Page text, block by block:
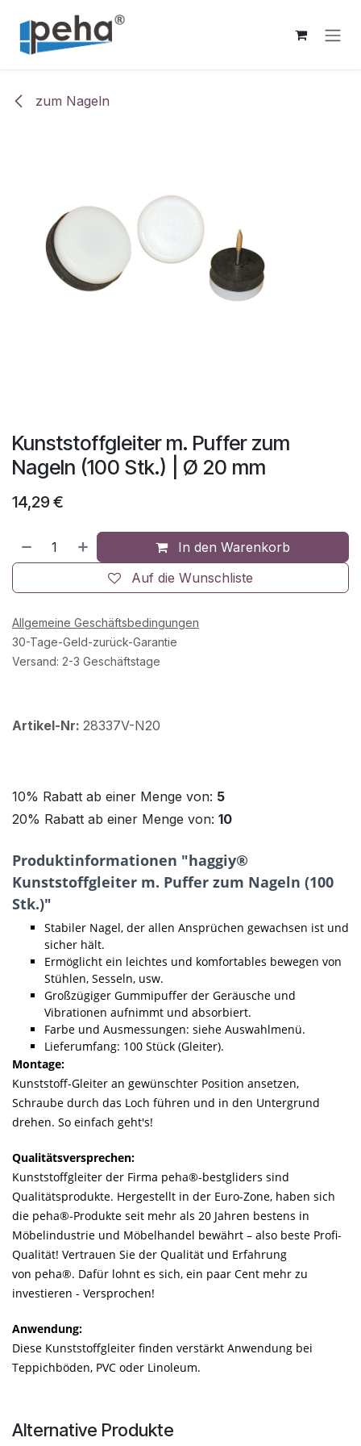
zum Nageln
Kunststoffgleiter m. Puffer zum
Nageln (100 Stk.) | Ø 20 mm
14,29€
In den Warenkorb
Auf die Wunschliste
Allgemeine Geschäftsbedingungen
30-Tage-Geld-zurück-Garantie
Versand: 2-3 Geschäftstage
Artikel-Nr: 28337V-N20
10% Rabatt ab einer Menge von: 5
20% Rabatt ab einer Menge von: 10
Produktinformationen "haggiy®
Kunststoffgleiter m. Puffer zum Nageln (100
Stk.)"
Stabiler Nagel, der allen Ansprüchen gewachsen ist und
sicher hält.
Ermöglicht ein leichtes und komfortables bewegen von
Stühlen, Sesseln, usw.
Großzügiger Gummipuffer der Geräusche und
Vibrationen aufnimmt und absorbiert.
Farbe und Ausmessungen: siehe Auswahlmenü.
Lieferumfang: 100 Stück (Gleiter).
Montage:
Kunststoff-Gleiter an gewünschter Position ansetzen,
Schraube durch das Loch führen und in den Untergrund
drehen. So einfach geht's!
Qualitätsversprechen:
Kunststoffgleiter der Firma peha®-bestgliders sind
Qualitätsprodukte. Hergestellt in der Euro-Zone, haben sich
die peha®-Produkte seit mehr als 20 Jahren bestens in
Möbelindustrie und Möbelhandel bewährt – also beste Profi-
Qualität! Vertrauen Sie der Qualität und Erfahrung
von peha®. Dafür lohnt es sich, ein paar Cent mehr zu
investieren - Versprochen!
Anwendung:
Diese Kunststoffgleiter finden verstärkt Anwendung bei
Teppichböden, PVC oder Linoleum.
Alternative Produkte